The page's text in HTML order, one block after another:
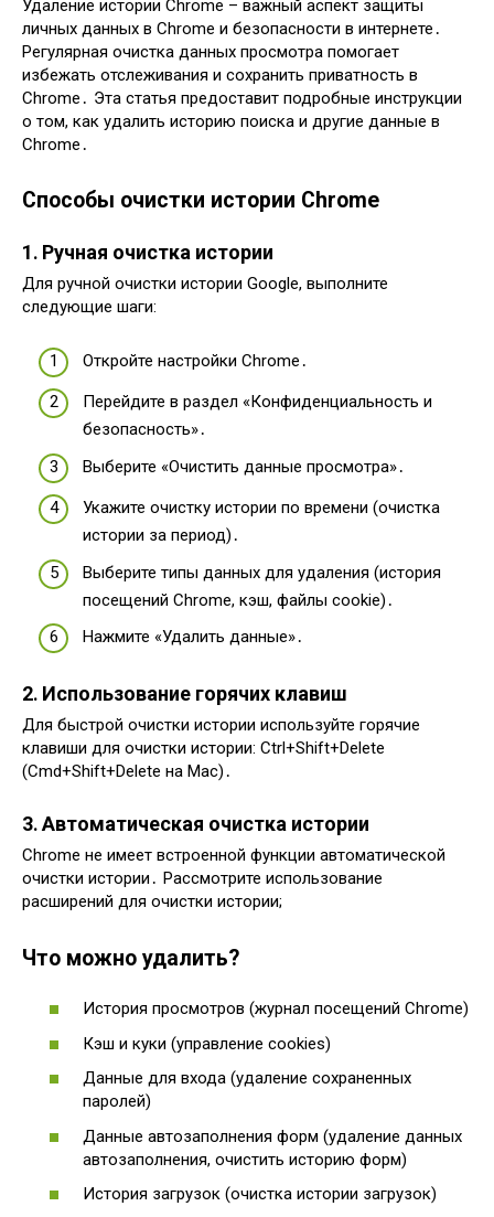
Удаление истории Chrome – важный аспект защиты
личных данных в Chrome и безопасности в интернете․
Регулярная очистка данных просмотра помогает
избежать отслеживания и сохранить приватность в
Chrome․ Эта статья предоставит подробные инструкции
о том, как удалить историю поиска и другие данные в
Chrome․
Способы очистки истории Chrome
1․ Ручная очистка истории
Для ручной очистки истории Google, выполните
следующие шаги:
Откройте настройки Chrome․
Перейдите в раздел «Конфиденциальность и
безопасность»․
Выберите «Очистить данные просмотра»․
Укажите очистку истории по времени (очистка
истории за период)․
Выберите типы данных для удаления (история
посещений Chrome, кэш, файлы cookie)․
Нажмите «Удалить данные»․
2․ Использование горячих клавиш
Для быстрой очистки истории используйте горячие
клавиши для очистки истории: Ctrl+Shift+Delete
(Cmd+Shift+Delete на Mac)․
3․ Автоматическая очистка истории
Chrome не имеет встроенной функции автоматической
очистки истории․ Рассмотрите использование
расширений для очистки истории;
Что можно удалить?
История просмотров (журнал посещений Chrome)
Кэш и куки (управление cookies)
Данные для входа (удаление сохраненных
паролей)
Данные автозаполнения форм (удаление данных
автозаполнения, очистить историю форм)
История загрузок (очистка истории загрузок)